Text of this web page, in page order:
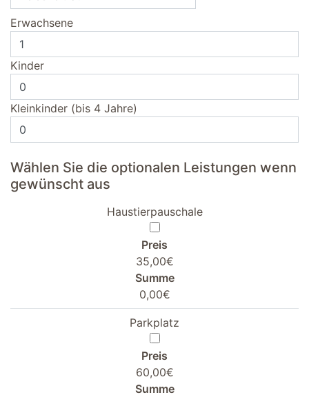
Erwachsene
Kinder
Kleinkinder (bis 4 Jahre)
Wählen Sie die optionalen Leistungen wenn
gewünscht aus
Haustierpauschale
Preis
35,00€
Summe
0,00€
Parkplatz
Preis
60,00€
Summe